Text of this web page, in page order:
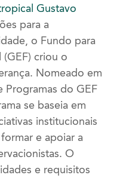
Gustavo
para a
o Fundo para
criou o
Nomeado em
Programas do GEF
se baseia em
institucionais
e apoiar a
O
e requisitos